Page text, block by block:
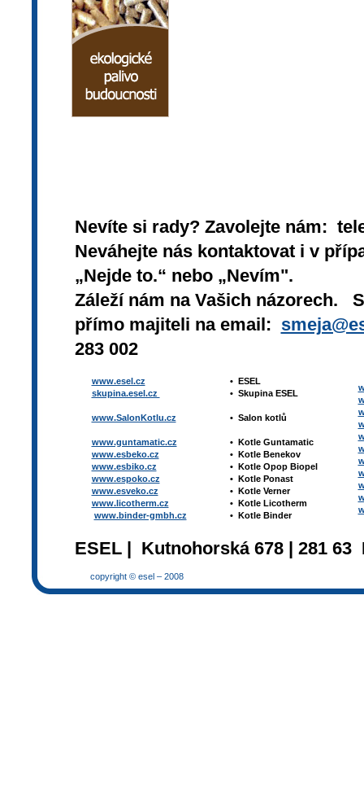
Nevíte si rady? Zavolejte nám:
Neváhejte nás kontaktovat i v
„Nejde to.“ nebo „Nevím".
Záleží nám na Vašich názorech.
přímo majiteli na email:
283 002
www.esel.cz
skupina.esel.cz
www.SalonKotlu.cz
www.guntamatic.cz
www.esbeko.cz
www.esbiko.cz
www.espoko.cz
www.esveko.cz
www.licotherm.cz
www.binder-gmbh.cz
• ESEL
• Skupina ESEL
• Salon kotlů
• Kotle Guntamatic
• Kotle Benekov
• Kotle Opop Biopel
• Kotle Ponast
• Kotle Verner
• Kotle Licotherm
• Kotle Binder
ESEL | Kutnohorská 678 | 281
copyright © esel – 2008